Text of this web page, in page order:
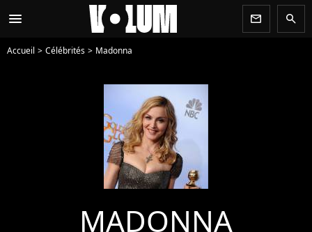
menu newsletter search
Accueil Célébrités Madonna
MADONNA